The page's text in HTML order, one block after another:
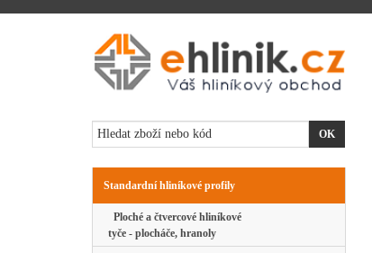
Standardní hliníkové profily
Ploché a čtvercové hliníkové
tyče - plocháče, hranoly